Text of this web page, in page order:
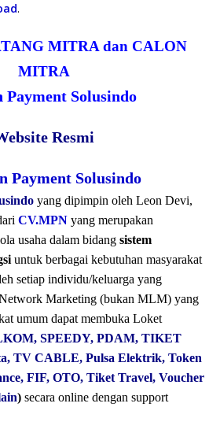
.
MITRA dan CALON
MITRA
Payment Solusindo
Resmi
Payment Solusindo
yang dipimpin oleh Leon Devi,
CV.MPN yang merupakan
usaha dalam bidang sistem
untuk berbagai kebutuhan masyarakat
setiap individu/keluarga yang
Marketing (bukan MLM) yang
umum dapat membuka Loket
SPEEDY, PDAM, TIKET
TV CABLE, Pulsa Elektrik, Token
FIF, OTO, Tiket Travel, Voucher
) secara online dengan support